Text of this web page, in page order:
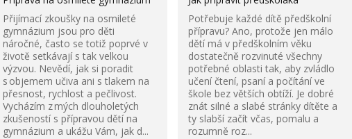
Přijímací zkoušky na osmileté
gymnázium jsou pro děti
náročné, často se totiž poprvé v
životě setkávají s tak velkou
výzvou. Nevědí, jak si poradit
s objemem učiva ani s tlakem na
přesnost, rychlost a pečlivost.
Vycházím z mých dlouholetých
zkušeností s přípravou dětí na
gymnázium a ukážu Vám, jak d...
Potřebuje každé dítě předškolní
přípravu? Ano, protože jen málo
dětí má v předškolním věku
dostatečně rozvinuté všechny
potřebné oblasti tak, aby zvládlo
učení čtení, psaní a počítání ve
škole bez větších obtíží. Je dobré
znát silné a slabé stránky dítěte a
ty slabší začít včas, pomalu a
rozumně roz...